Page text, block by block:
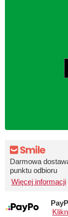
Darmowa
punktu odbioru
Więcej informacji